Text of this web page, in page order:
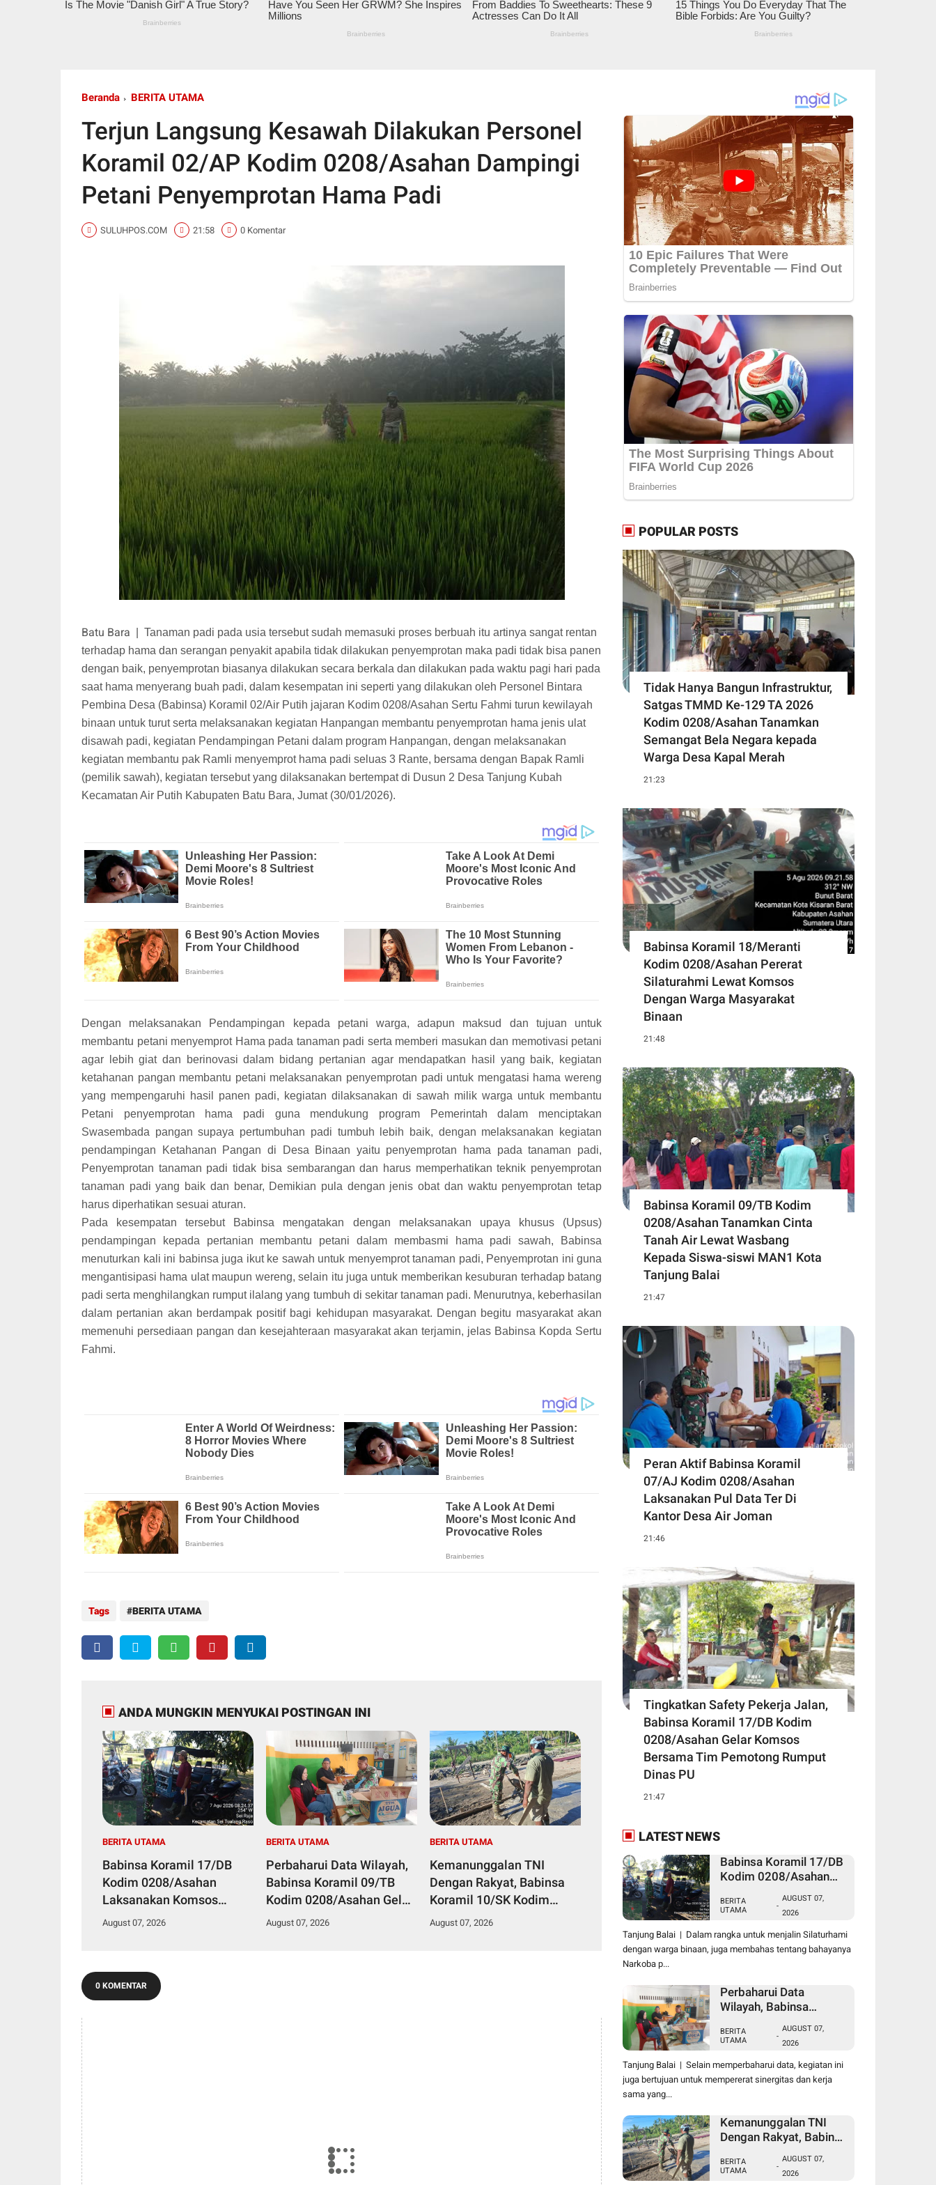
Beranda BERITA UTAMA
Terjun Langsung Kesawah Dilakukan Personel
Koramil 02/AP Kodim 0208/Asahan Dampingi
Petani Penyemprotan Hama Padi
SULUHPOS.COM 21:58 0 Komentar
Batu Bara
Tanaman padi pada usia tersebut sudah memasuki proses berbuah itu artinya sangat rentan
terhadap hama dan serangan penyakit apabila tidak dilakukan penyemprotan maka padi tidak bisa panen
dengan baik, penyemprotan biasanya dilakukan secara berkala dan dilakukan pada waktu pagi hari pada
saat hama menyerang buah padi, dalam kesempatan ini seperti yang dilakukan oleh Personel Bintara
Pembina Desa (Babinsa) Koramil 02/Air Putih jajaran Kodim 0208/Asahan Sertu Fahmi turun kewilayah
binaan untuk turut serta melaksanakan kegiatan Hanpangan membantu penyemprotan hama jenis ulat
disawah padi, kegiatan Pendampingan Petani dalam program Hanpangan, dengan melaksanakan
kegiatan membantu pak Ramli menyemprot hama padi seluas 3 Rante, bersama dengan Bapak Ramli
(pemilik sawah), kegiatan tersebut yang dilaksanakan bertempat di Dusun 2 Desa Tanjung Kubah
Kecamatan Air Putih Kabupaten Batu Bara, Jumat (30/01/2026).
Dengan melaksanakan Pendampingan kepada petani warga, adapun maksud dan tujuan untuk
membantu petani menyemprot Hama pada tanaman padi serta memberi masukan dan memotivasi petani
agar lebih giat dan berinovasi dalam bidang pertanian agar mendapatkan hasil yang baik, kegiatan
ketahanan pangan membantu petani melaksanakan penyemprotan padi untuk mengatasi hama wereng
yang mempengaruhi hasil panen padi, kegiatan dilaksanakan di sawah milik warga untuk membantu
Petani penyemprotan hama padi guna mendukung program Pemerintah dalam menciptakan
Swasembada pangan supaya pertumbuhan padi tumbuh lebih baik, dengan melaksanakan kegiatan
pendampingan Ketahanan Pangan di Desa Binaan yaitu penyemprotan hama pada tanaman padi,
Penyemprotan tanaman padi tidak bisa sembarangan dan harus memperhatikan teknik penyemprotan
tanaman padi yang baik dan benar, Demikian pula dengan jenis obat dan waktu penyemprotan tetap
harus diperhatikan sesuai aturan.
Pada kesempatan tersebut Babinsa mengatakan dengan melaksanakan upaya khusus (Upsus)
pendampingan kepada pertanian membantu petani dalam membasmi hama padi sawah, Babinsa
menuturkan kali ini babinsa juga ikut ke sawah untuk menyemprot tanaman padi, Penyemprotan ini guna
mengantisipasi hama ulat maupun wereng, selain itu juga untuk memberikan kesuburan terhadap batang
padi serta menghilangkan rumput ilalang yang tumbuh di sekitar tanaman padi. Menurutnya, keberhasilan
dalam pertanian akan berdampak positif bagi kehidupan masyarakat. Dengan begitu masyarakat akan
memenuhi persediaan pangan dan kesejahteraan masyarakat akan terjamin, jelas Babinsa Kopda Sertu
Fahmi.
Tags BERITA UTAMA
ANDA MUNGKIN MENYUKAI POSTINGAN INI
BERITA UTAMA
Babinsa Koramil 17/DB
Kodim 0208/Asahan
Laksanakan Komsos
Bersama Dengan Abang
August 07, 2026
BERITA UTAMA
Perbaharui Data Wilayah,
Babinsa Koramil 09/TB
Kodim 0208/Asahan Gelar
Pul Data Ter Di Kantor
August 07, 2026
BERITA UTAMA
Kemanunggalan TNI
Dengan Rakyat, Babinsa
Koramil 10/SK Kodim
0208/Asahan Bantu (Cor)
August 07, 2026
0 KOMENTAR
POPULAR POSTS
Tidak Hanya Bangun Infrastruktur,
Satgas TMMD Ke-129 TA 2026
Kodim 0208/Asahan Tanamkan
Semangat Bela Negara kepada
Warga Desa Kapal Merah
21:23
Babinsa Koramil 18/Meranti
Kodim 0208/Asahan Pererat
Silaturahmi Lewat Komsos
Dengan Warga Masyarakat
Binaan
21:48
Babinsa Koramil 09/TB Kodim
0208/Asahan Tanamkan Cinta
Tanah Air Lewat Wasbang
Kepada Siswa-siswi MAN1 Kota
Tanjung Balai
21:47
Peran Aktif Babinsa Koramil
07/AJ Kodim 0208/Asahan
Laksanakan Pul Data Ter Di
Kantor Desa Air Joman
21:46
Tingkatkan Safety Pekerja Jalan,
Babinsa Koramil 17/DB Kodim
0208/Asahan Gelar Komsos
Bersama Tim Pemotong Rumput
Dinas PU
21:47
LATEST NEWS
Babinsa Koramil 17/DB
Kodim 0208/Asahan
Bersama Dengan Abang
BERITA
UTAMA
-
AUGUST 07,
2026
Tanjung Balai | Dalam rangka untuk menjalin Silaturhami
dengan warga binaan, juga membahas tentang bahayanya
Narkoba p...
Perbaharui Data
Wilayah, Babinsa
0208/Asahan Gelar Pul
Data Ter Di Kantor
Kelurahan
BERITA
UTAMA
-
AUGUST 07,
2026
Tanjung Balai | Selain memperbaharui data, kegiatan ini
juga bertujuan untuk mempererat sinergitas dan kerja
sama yang...
Kemanunggalan TNI
Dengan Rakyat, Babinsa
0208/Asahan Bantu
(Cor) Bangun Rumah
BERITA
UTAMA
-
AUGUST 07,
2026